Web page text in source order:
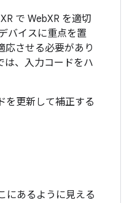
で WebXR を適切
バイスに重点を置
応させる必要があり
は、入力コードをハ
を更新して補正する
にあるように見える